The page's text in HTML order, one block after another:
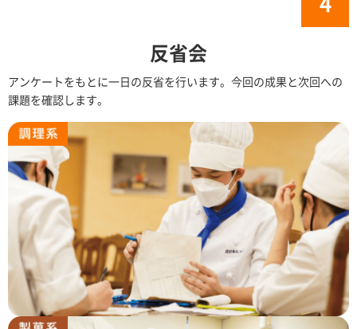
反省会
アンケートをもとに一日の反省を行います。今回の成果と次回への
課題を確認します。